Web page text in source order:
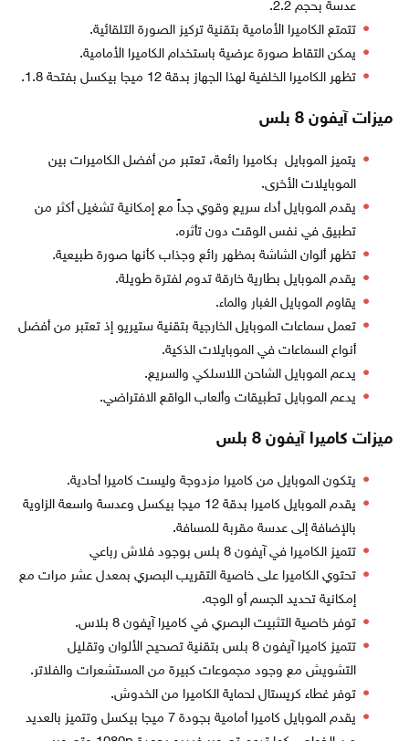
عدسة بحجم 2.2.
تتمتع الكاميرا الأمامية بتقنية تركيز الصورة التلقائية.
يمكن التقاط صورة عرضية باستخدام الكاميرا الأمامية.
تظهر الكاميرا الخلفية لهذا الجهاز بدقة 12 ميجا بيكسل بفتحة 1.8.
ميزات آيفون 8 بلس
يتميز الموبايل بكاميرا رائعة، تعتبر من أفضل الكاميرات بين
الموبايلات الأخرى.
يقدم الموبايل أداء سريع وقوي جداً مع إمكانية تشغيل أكثر من
تطبيق في نفس الوقت دون تأثره.
تظهر ألوان الشاشة بمظهر رائع وجذاب كأنها صورة طبيعية.
يقدم الموبايل بطارية خارقة تدوم لفترة طويلة.
يقاوم الموبايل الغبار والماء.
تعمل سماعات الموبايل الخارجية بتقنية ستيريو إذ تعتبر من أفضل
أنواع السماعات في الموبايلات الذكية.
يدعم الموبايل الشاحن اللاسلكي والسريع.
يدعم الموبايل تطبيقات وألعاب الواقع الافتراضي.
ميزات كاميرا آيفون 8 بلس
يتكون الموبايل من كاميرا مزدوجة وليست كاميرا أحادية.
يقدم الموبايل كاميرا بدقة 12 ميجا بيكسل وعدسة واسعة الزاوية
بالإضافة إلى عدسة مقربة للمسافة.
تتميز الكاميرا في آيفون 8 بلس بوجود فلاش رباعي
تحتوي الكاميرا على خاصية التقريب البصري بمعدل عشر مرات مع
إمكانية تحديد الجسم أو الوجه.
توفر خاصية التثبيت البصري في كاميرا آيفون 8 بلاس.
تتميز كاميرا آيفون 8 بلس بتقنية تصحيح الألوان وتقليل
التشويش مع وجود مجموعات كبيرة من المستشعرات والفلاتر.
توفر غطاء كريستال لحماية الكاميرا من الخدوش.
يقدم الموبايل كاميرا أمامية بجودة 7 ميجا بيكسل وتتميز بالعديد